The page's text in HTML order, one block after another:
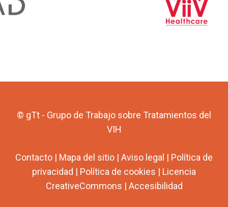
© gTt - Grupo de Trabajo sobre Tratamientos del
VIH
Contacto | Mapa del sitio | Aviso legal | Política de
privacidad | Política de cookies | Licencia
CreativeCommons | Accesibilidad